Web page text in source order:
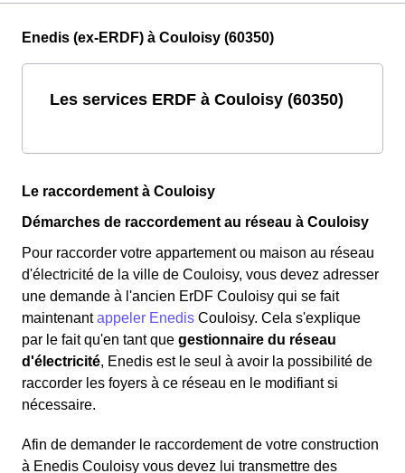
Enedis (ex-ERDF) à Couloisy (60350)
Les services ERDF à Couloisy (60350)
Le raccordement à Couloisy
Démarches de raccordement au réseau à Couloisy
Pour raccorder votre appartement ou maison au réseau
d'électricité de la ville de Couloisy, vous devez adresser
une demande à l'ancien ErDF Couloisy qui se fait
maintenantappeler Enedis Couloisy. Cela s'explique
par le fait qu'en tant que gestionnaire du réseau
d'électricité, Enedis est le seul à avoir la possibilité de
raccorder les foyers à ce réseau en le modifiant si
nécessaire.
Afin de demander le raccordement de votre construction
à Enedis Couloisy vous devez lui transmettre des